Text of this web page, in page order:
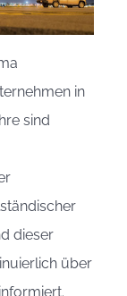
in
sind
dieser
über